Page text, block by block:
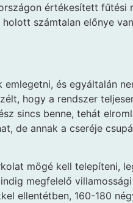
értékesített fűtési
számtalan előnye
és egyáltalán
hogy a rendszer
sincs benne, tehát
de annak a cseréje
mögé kell telepíteni,
megfelelő
ellentétben, 160-180